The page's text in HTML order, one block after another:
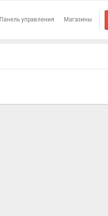
Панель управления Магазины